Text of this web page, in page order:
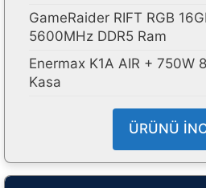
GameRaider RIFT RGB
5600MHz DDR5 Ram
Enermax K1A AIR + 750W
Kasa
ÜRÜNÜ